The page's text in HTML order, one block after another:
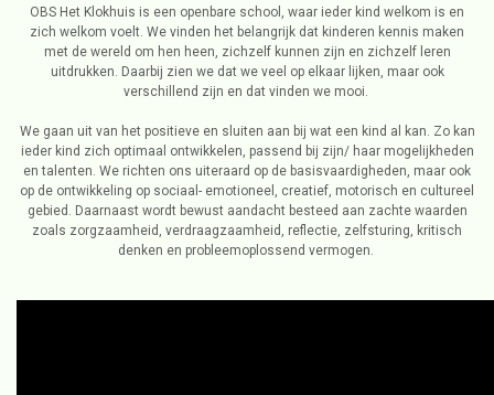
OBS Het Klokhuis is een openbare school, waar ieder kind welkom is en
zich welkom voelt. We vinden het belangrijk dat kinderen kennis maken
met de wereld om hen heen, zichzelf kunnen zijn en zichzelf leren
uitdrukken. Daarbij zien we dat we veel op elkaar lijken, maar ook
verschillend zijn en dat vinden we mooi.
We gaan uit van het positieve en sluiten aan bij wat een kind al kan. Zo kan
ieder kind zich optimaal ontwikkelen, passend bij zijn/ haar mogelijkheden
en talenten. We richten ons uiteraard op de basisvaardigheden, maar ook
op de ontwikkeling op sociaal- emotioneel, creatief, motorisch en cultureel
gebied. Daarnaast wordt bewust aandacht besteed aan zachte waarden
zoals zorgzaamheid, verdraagzaamheid, reflectie, zelfsturing, kritisch
denken en probleemoplossend vermogen.